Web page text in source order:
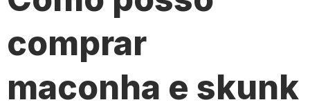
comprar
maconha e skunk